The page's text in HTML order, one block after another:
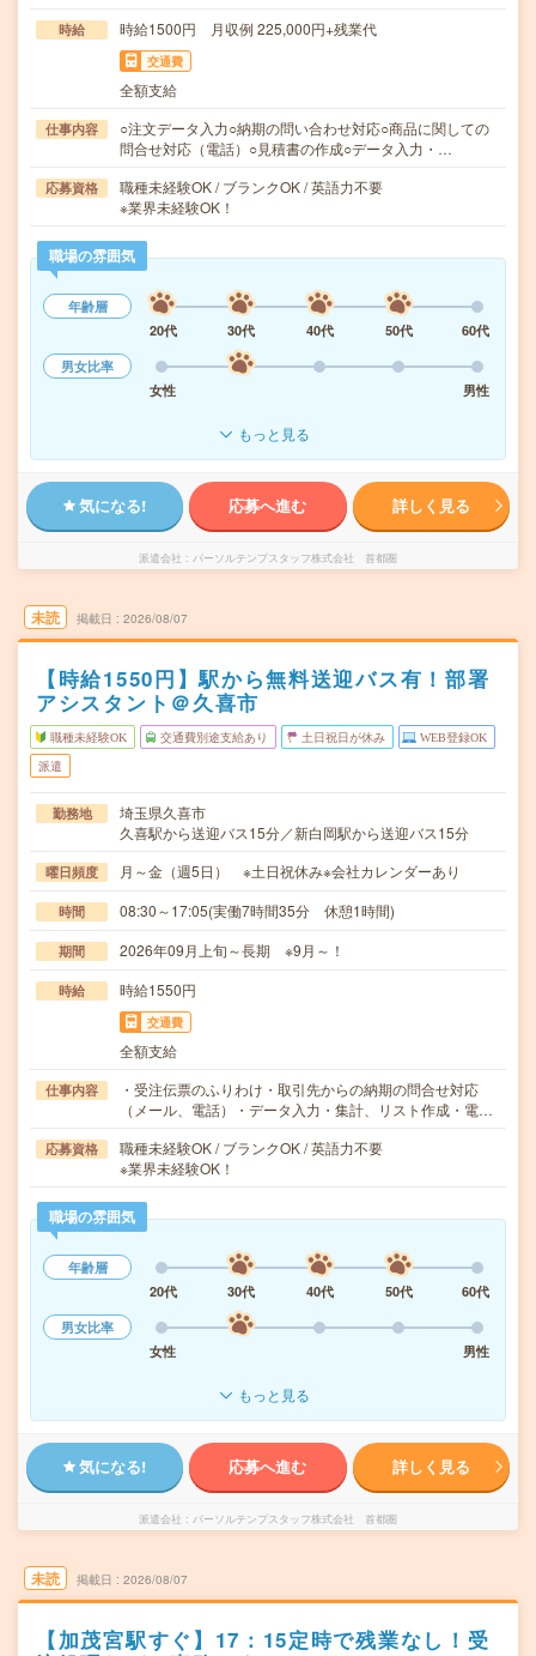
時給 時給1500円 月収例 225,000円+残業代
交通費
全額支給
仕事内容
○注文データ入力○納期の問い合わせ対応○商品に関しての
問合せ対応（電話）○見積書の作成○データ入力・…
応募資格
職種未経験OK / ブランクOK / 英語力不要
※業界未経験OK！
職場の雰囲気
年齢層
20代
30代 40代 50代
60代
男女比率
女性
男性
もっと見る
気になる! 応募へ進む 詳しく見る
派遣会社 パーソルテンプスタッフ株式会社 首都圏
未読 掲載日 2026/08/07
【時給1550円】駅から無料送迎バス有！部署
アシスタント＠久喜市
職種未経験OK 交通費別途支給あり 土日祝日が休み WEB登録OK
派遣
勤務地
埼玉県久喜市
久喜駅から送迎バス15分／新白岡駅から送迎バス15分
曜日頻度 月～金（週5日） ※土日祝休み※会社カレンダーあり
時間 08:30～17:05(実働7時間35分 休憩1時間)
期間 2026年09月上旬～長期 ※9月～！
時給 時給1550円
交通費
全額支給
仕事内容
・受注伝票のふりわけ・取引先からの納期の問合せ対応
（メール、電話）・データ入力・集計、リスト作成・電…
応募資格
職種未経験OK / ブランクOK / 英語力不要
※業界未経験OK！
職場の雰囲気
年齢層
20代
30代 40代 50代
60代
男女比率
女性
男性
もっと見る
気になる! 応募へ進む 詳しく見る
派遣会社 パーソルテンプスタッフ株式会社 首都圏
未読 掲載日 2026/08/07
【加茂宮駅すぐ】17：15定時で残業なし！受